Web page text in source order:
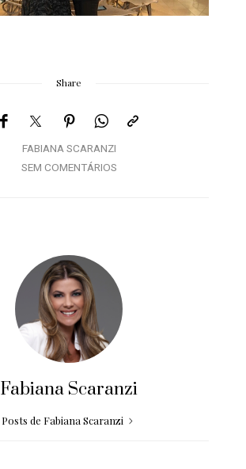
Share
FABIANA SCARANZI
SEM COMENTÁRIOS
Fabiana Scaranzi
Posts de Fabiana Scaranzi